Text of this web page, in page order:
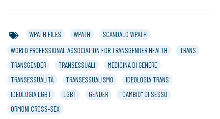
WPATH FILES WPATH
SCANDALO WPATH
WORLD PROFESSIONAL ASSOCIATION FOR TRANSGENDER HEALTH
TRANS
TRANSGENDER
TRANSESSUALI
MEDICINA DI GENERE
TRANSESSUALITÀ
TRANSESSUALISMO
IDEOLOGIA TRANS
IDEOLOGIA LGBT
LGBT GENDER
"CAMBIO" DI SESSO
ORMONI CROSS-SEX